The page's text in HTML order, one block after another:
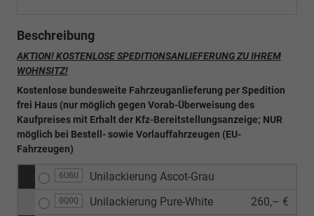
Beschreibung
AKTION! KOSTENLOSE SPEDITIONSANLIEFERUNG ZU IHREM
WOHNSITZ!
Kostenlose bundesweite Fahrzeuganlieferung per Spedition
frei Haus (nur möglich gegen Vorab-Überweisung des
Kaufpreises mit Erhalt der Kfz-Bereitstellungsanzeige; NUR
möglich bei Bestell- sowie Vorlauffahrzeugen (EU-
Fahrzeugen)
6U6U Unilackierung Ascot-Grau
0Q0Q Unilackierung Pure-White 260,– €